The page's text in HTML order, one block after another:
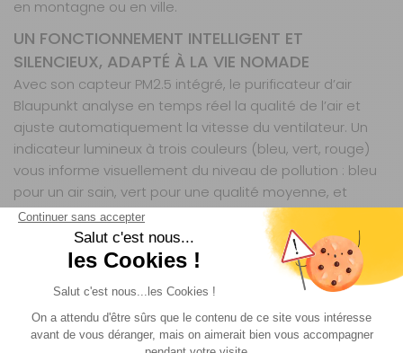
en montagne ou en ville.
UN FONCTIONNEMENT INTELLIGENT ET
SILENCIEUX, ADAPTÉ À LA VIE NOMADE
Avec son capteur PM2.5 intégré, le purificateur d’air
Blaupunkt analyse en temps réel la qualité de l’air et
ajuste automatiquement la vitesse du ventilateur. Un
indicateur lumineux à trois couleurs (bleu, vert, rouge)
vous informe visuellement du niveau de pollution : bleu
pour un air sain, vert pour une qualité moyenne, et
rouge lorsque la pollution est élevée, déclenchant alors
une vitesse de ventilation plus élevée. Malgré cette
puissance, l’appareil reste discret, avec un niveau
sonore ne dépassant pas 35 dB, idéal pour une
utilisation nocturne ou dans un espace restreint. Son
mode ventilateur intelligent optimise la consommation
d’énergie, un atout non négligeable lorsque vous